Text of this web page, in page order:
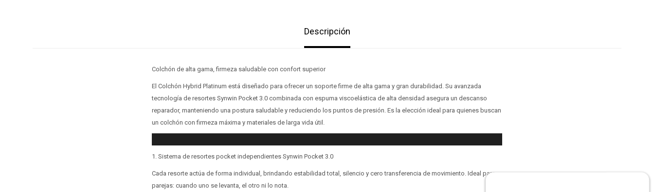
Descripción
Colchón de alta gama, firmeza saludable con confort superior
El Colchón Hybrid Platinum está diseñado para ofrecer un soporte firme de alta gama y gran durabilidad. Su avanzada
tecnología de resortes Synwin Pocket 3.0 combinada con espuma viscoelástica de alta densidad asegura un descanso
reparador, manteniendo una postura saludable y reduciendo los puntos de presión. Es la elección ideal para quienes buscan
un colchón con firmeza máxima y materiales de larga vida útil.
1. Sistema de resortes pocket independientes Synwin Pocket 3.0
Cada resorte actúa de forma individual, brindando estabilidad total, silencio y cero transferencia de movimiento. Ideal para
parejas: cuando uno se levanta, el otro ni lo nota.